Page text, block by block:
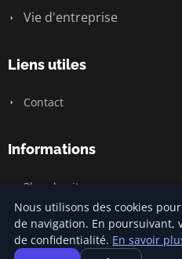
Vie d'entreprise
Liens utiles
Contact
Informations
Plan du site
© 2026 Jamm
Nous utilisons des cookies
de navigation. En poursuivant,
de confidentialité. En savoir